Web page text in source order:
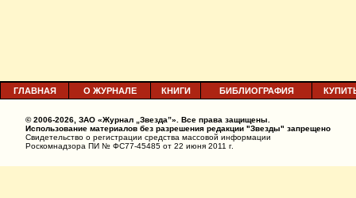
ГЛАВНАЯ О ЖУРНАЛЕ КНИГИ БИБЛИОГРАФИЯ
© 2006-2026, ЗАО «Журнал „Звезда”». Все права защищены.
Использование материалов без разрешения редакции "Звезды" запрещено
Свидетельство о регистрации средства массовой информации
Роскомнадзора ПИ № ФС77-45485 от 22 июня 2011 г.